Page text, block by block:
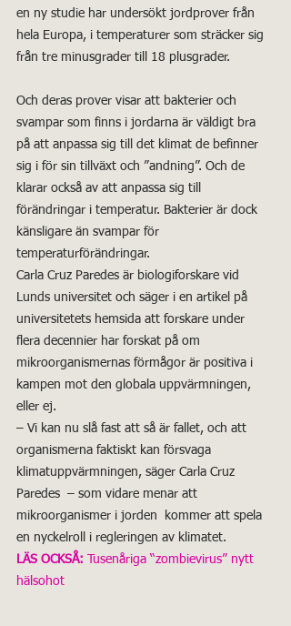
en ny studie har undersökt jordprover från
hela Europa, i temperaturer som sträcker sig
från tre minusgrader till 18 plusgrader.
Och deras prover visar att bakterier och
svampar som finns i jordarna är väldigt bra
på att anpassa sig till det klimat de befinner
sig i för sin tillväxt och ”andning”. Och de
klarar också av att anpassa sig till
förändringar i temperatur. Bakterier är dock
känsligare än svampar för
temperaturförändringar.
Carla Cruz Paredes är biologiforskare vid
Lunds universitet och säger i en artikel på
universitetets hemsida att forskare under
flera decennier har forskat på om
mikroorganismernas förmågor är positiva i
kampen mot den globala uppvärmningen,
eller ej.
– Vi kan nu slå fast att så är fallet, och att
organismerna faktiskt kan försvaga
klimatuppvärmningen, säger Carla Cruz
Paredes  – som vidare menar att
mikroorganismer i jorden  kommer att spela
en nyckelroll i regleringen av klimatet.
LÄS OCKSÅ:
Tusenåriga “zombievirus” nytt
hälsohot